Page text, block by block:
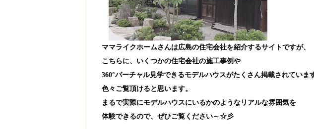
ママライクホームさんは広島の住宅会社を紹介するサイトですが、
こちらに、いくつかの住宅会社の施工事例や
360°バーチャル見学できるモデルハウスがたくさん掲載されていま
色々ご覧頂けると思います。
まるで実際にモデルハウスにいるかのようなリアルな雰囲気を
体験できるので、ぜひご覧ください～☆彡